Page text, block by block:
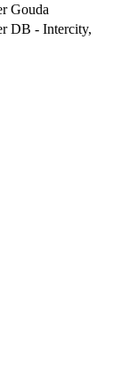
Gouda
DB - Intercity,